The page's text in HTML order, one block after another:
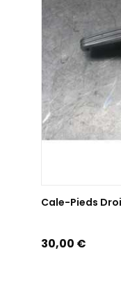
Cale-Pieds
Prix
30,00 €